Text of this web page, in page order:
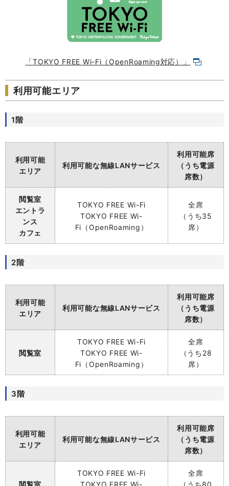
「TOKYO FREE Wi-Fi（OpenRoaming対応）」
利用可能エリア
1階
利用可能
エリア
利用可能な無線LANサービス
利用可能席
（うち電源
席数）
閲覧室
エントラ
ンス
カフェ
TOKYO FREE Wi-Fi
TOKYO FREE Wi-
Fi（OpenRoaming）
全席
（うち35
席）
2階
利用可能
エリア
利用可能な無線LANサービス
利用可能席
（うち電源
席数）
閲覧室
TOKYO FREE Wi-Fi
TOKYO FREE Wi-
Fi（OpenRoaming）
全席
（うち28
席）
3階
利用可能
エリア
利用可能な無線LANサービス
利用可能席
（うち電源
席数）
閲覧室
TOKYO FREE Wi-Fi
TOKYO FREE Wi-
全席
（うち80